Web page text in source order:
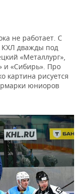
не работает. С
КХЛ дважды под
«Металлург»,
и «Сибирь». Про
картина рисуется
юниоров